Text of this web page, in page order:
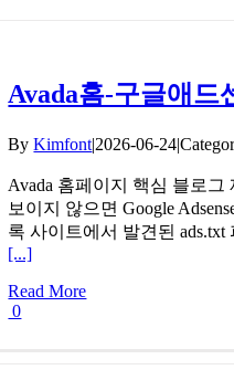
Avada홈-구글애드
ByKimfont|2026-06-24|
Avada 홈페이지 핵심 블로그
보이지 않으면 Google
록 사이트에서 발견된
[...]
Read More
0